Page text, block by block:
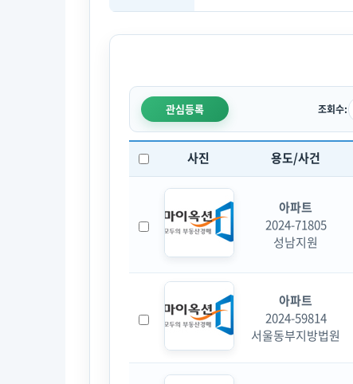
관심등록 조회수:
사진 용도/사건
아파트
2024-71805
성남지원
아파트
2024-59814
서울동부지방법원